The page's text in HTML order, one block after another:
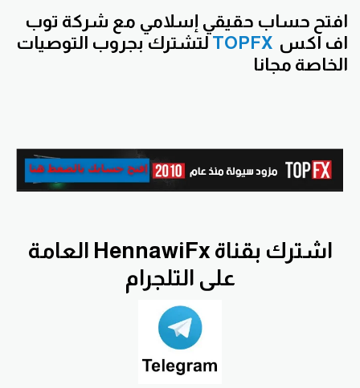
افتح حساب حقيقي إسلامي مع شركة توب
اف اكس TOPFX لتشترك بجروب التوصيات
الخاصة مجانا
اشترك بقناة HennawiFx العامة
على التلجرام